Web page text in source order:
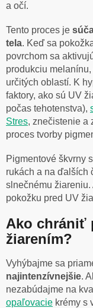
a očí.
Tento proces je
tela. Keď sa
povrchom sa
produkciu
určitých oblastí. K
faktory, ako sú UV
počas tehotenstva),
Stres, znečistenie a
proces tvorby
Pigmentové škvrny
rukách a na ďalších
slnečnému
pokožku pred UV
Ako chrániť
žiarením?
Vyhýbajme sa
najintenzívnejšie.
nezabúdajme na
opaľovacie krémy s